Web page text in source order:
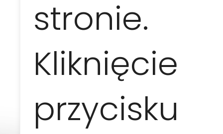
stronie.
Kliknięcie
przycisku
190 EUR / os.
110EUR / os.